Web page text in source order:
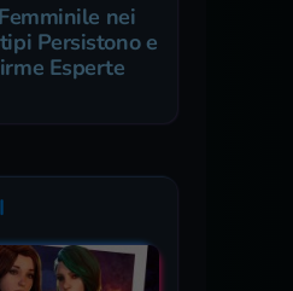
nei
Persistono e
Esperte